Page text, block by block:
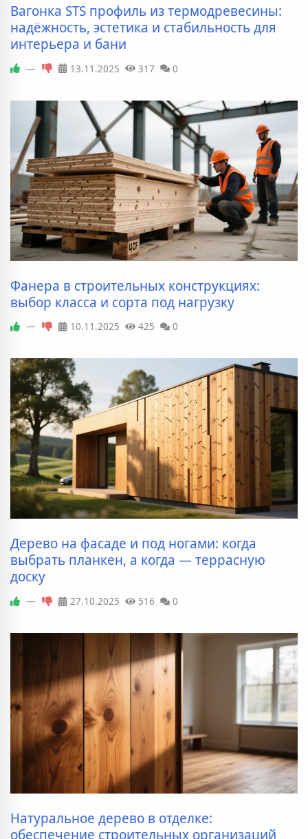
Вагонка STS профиль из термодревесины:
надёжность, эстетика и стабильность для
интерьера и бани
— 13.11.2025 317 0
Фанера в строительных конструкциях:
выбор класса и сорта под нагрузку
— 10.11.2025 425 0
Дерево на фасаде и под ногами: когда
выбрать планкен, а когда — террасную
доску
— 27.10.2025 516 0
Натуральное дерево в отделке:
обеспечение строительных организаций